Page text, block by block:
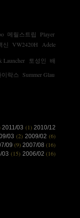
메릴스트립
Player
신 VW2420H Adele
Launcher 토성인
배
이락스 Summer Glau
2011/03 (1) 2010/12
03(2) 2009/02(6)
09 (9) 2007/08(16)
03 (15) 2006/02(16)